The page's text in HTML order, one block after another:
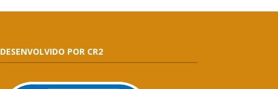
DESENVOLVIDO POR CR2